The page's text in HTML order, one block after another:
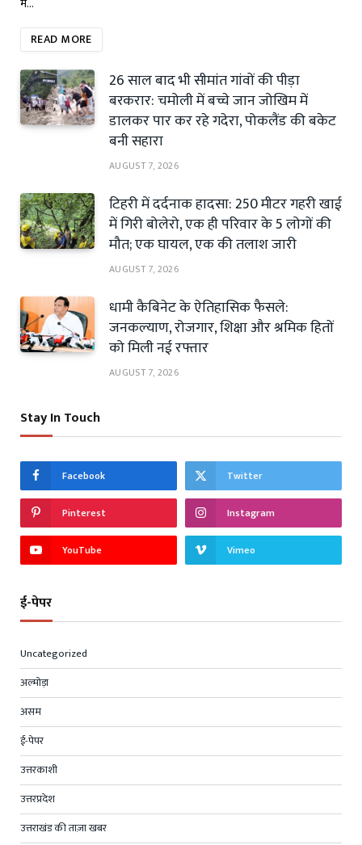
READ MORE
26 साल बाद भी सीमांत गांवों की पीड़ा
बरकरार: चमोली में बच्चे जान जोखिम में
डालकर पार कर रहे गदेरा, पोकलैंड की बकेट
बनी सहारा
AUGUST 7, 2026
टिहरी में दर्दनाक हादसा: 250 मीटर गहरी खाई
में गिरी बोलेरो, एक ही परिवार के 5 लोगों की
मौत; एक घायल, एक की तलाश जारी
AUGUST 7, 2026
धामी कैबिनेट के ऐतिहासिक फैसले:
जनकल्याण, रोजगार, शिक्षा और श्रमिक हितों
को मिली नई रफ्तार
AUGUST 7, 2026
Stay In Touch
Facebook Twitter
Pinterest Instagram
YouTube Vimeo
ई-पेपर
Uncategorized
अल्मोड़ा
असम
ई-पेपर
उत्तरकाशी
उत्तरप्रदेश
उत्तराखंड की ताज़ा खबर